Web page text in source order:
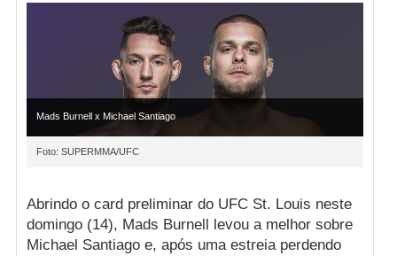
Mads Burnell x Michael Santiago
Foto: SUPERMMA/UFC
Abrindo o card preliminar do UFC St. Louis neste
domingo (14), Mads Burnell levou a melhor sobre
Michael Santiago e, após uma estreia perdendo